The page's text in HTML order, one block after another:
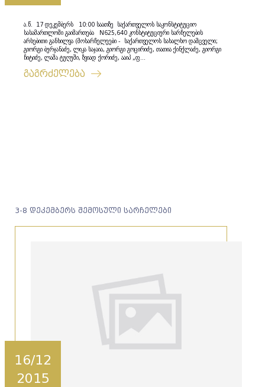
ა.წ. 17 დეკემბერს 10:00 საათზე საქართველოს საკონსტიტუციო
სასამართლოში გაიმართება N625,640 კონსტიტუციური სარჩელების
არსებითი განხილვა (მოსარჩელეები - საქართველოს სახალხო დამცველი;
გიორგი ბურჯანაძე, ლიკა საჯაია, გიორგი გოცირიძე, თათია ქინქლაძე, გიორგი
ჩიტიძე, ლაშა ტუღუში, ზვიად ქორიძე, ააიპ „ფ...
გაგრძელება
3-8 დეკემბერს შემოსული სარჩელები
16/12
2015